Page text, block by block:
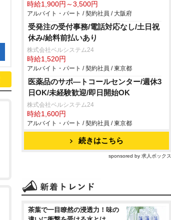
時給1,900円～3,500円
アルバイト・パート / 契約社員 / 大阪府
受発注の受付事務/電話対応なし/土日祝
休み/給料前払いあり
株式会社ベルシステム24
時給1,520円
アルバイト・パート / 契約社員 / 東京都
医薬品のサポ―トコールセンター/週休3
日OK/未経験歓迎/即日開始OK
株式会社ベルシステム24
時給1,600円
アルバイト・パート / 契約社員 / 東京都
続きはこちら
sponsored by 求人ボックス
茶葉で一目瞭然の浸透力！味の